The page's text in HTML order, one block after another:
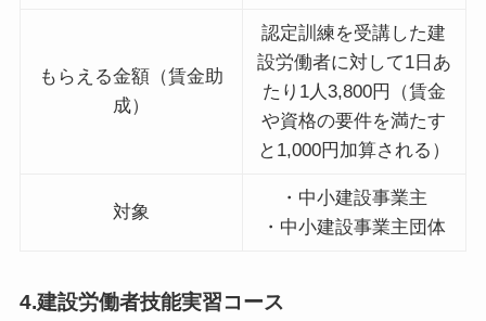
もらえる金額（賃金助
成）
認定訓練を受講した建
設労働者に対して1日あ
たり1人3,800円（賃金
や資格の要件を満たす
と1,000円加算される）
対象
・中小建設事業主
・中小建設事業主団体
4.建設労働者技能実習コース